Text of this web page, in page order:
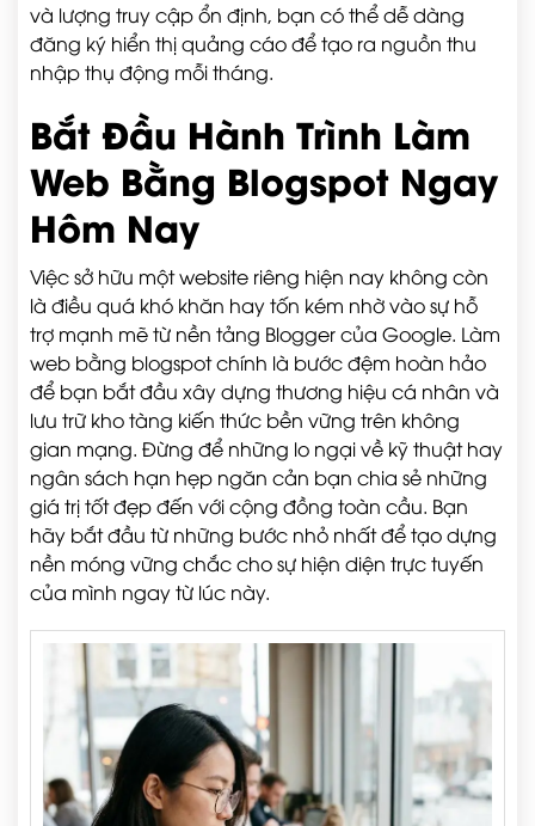
và lượng truy cập ổn định, bạn có thể dễ dàng
đăng ký hiển thị quảng cáo để tạo ra nguồn thu
nhập thụ động mỗi tháng.
Bắt Đầu Hành Trình Làm
Web Bằng Blogspot Ngay
Hôm Nay
Việc sở hữu một website riêng hiện nay không còn
là điều quá khó khăn hay tốn kém nhờ vào sự hỗ
trợ mạnh mẽ từ nền tảng Blogger của Google. Làm
web bằng blogspot chính là bước đệm hoàn hảo
để bạn bắt đầu xây dựng thương hiệu cá nhân và
lưu trữ kho tàng kiến thức bền vững trên không
gian mạng. Đừng để những lo ngại về kỹ thuật hay
ngân sách hạn hẹp ngăn cản bạn chia sẻ những
giá trị tốt đẹp đến với cộng đồng toàn cầu. Bạn
hãy bắt đầu từ những bước nhỏ nhất để tạo dựng
nền móng vững chắc cho sự hiện diện trực tuyến
của mình ngay từ lúc này.